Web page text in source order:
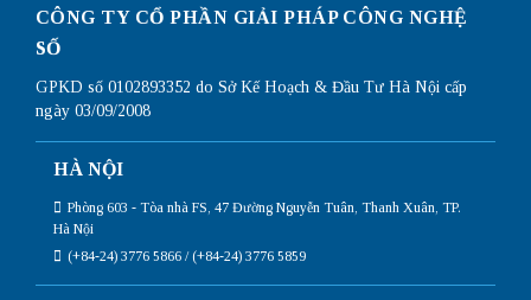
CÔNG TY CỔ PHẦN GIẢI PHÁP CÔNG NGHỆ
SỐ
GPKD số 0102893352 do Sở Kế Hoạch & Đầu Tư Hà Nội cấp
ngày 03/09/2008
HÀ NỘI
Phòng 603 - Tòa nhà FS, 47 Đường Nguyễn Tuân, Thanh Xuân, TP.
Hà Nội
(+84-24) 3776 5866 / (+84-24) 3776 5859